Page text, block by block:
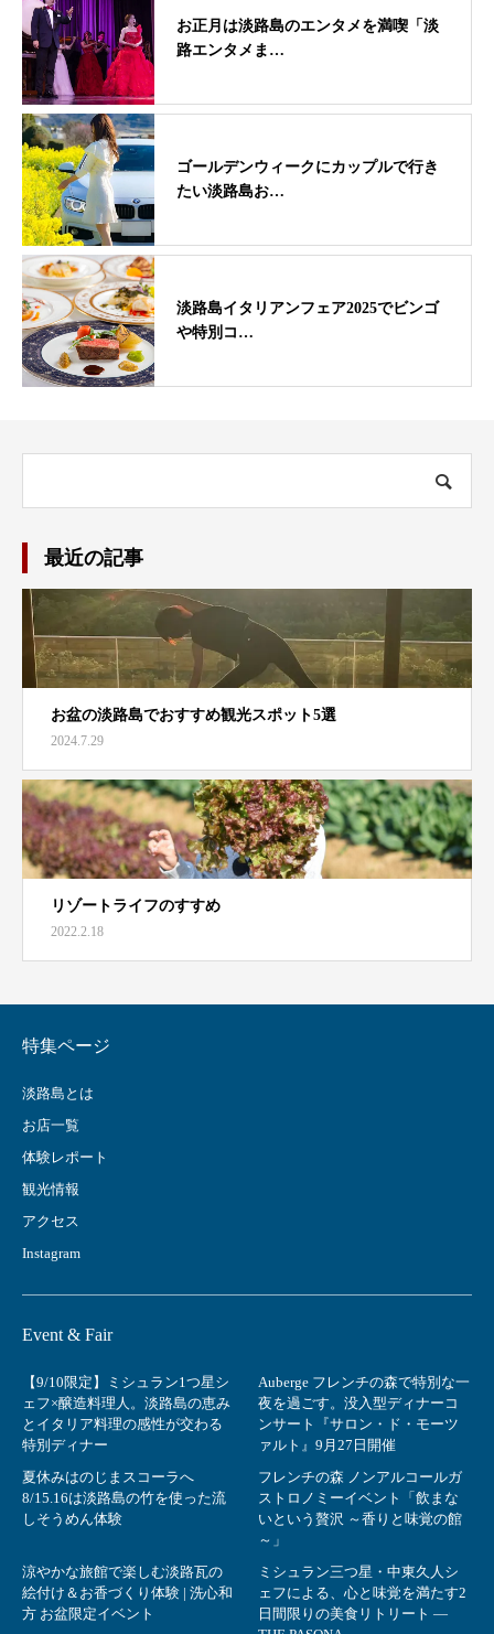
お正月は淡路島のエンタメを満喫「淡
路エンタメま…
ゴールデンウィークにカップルで行き
たい淡路島お…
淡路島イタリアンフェア2025でビンゴ
や特別コ…
最近の記事
お盆の淡路島でおすすめ観光スポット5選
2024.7.29
リゾートライフのすすめ
2022.2.18
特集ページ
淡路島とは
お店一覧
体験レポート
観光情報
アクセス
Instagram
Event & Fair
【9/10限定】ミシュラン1つ星シ
ェフ×醸造料理人。淡路島の恵み
とイタリア料理の感性が交わる
特別ディナー
Auberge フレンチの森で特別な一
夜を過ごす。没入型ディナーコ
ンサート『サロン・ド・モーツ
ァルト』9月27日開催
夏休みはのじまスコーラへ
8/15.16は淡路島の竹を使った流
しそうめん体験
フレンチの森 ノンアルコールガ
ストロノミーイベント「飲まな
いという贅沢 ～香りと味覚の館
～」
涼やかな旅館で楽しむ淡路瓦の
絵付け＆お香づくり体験 | 洗心和
方 お盆限定イベント
ミシュラン三つ星・中東久人シ
ェフによる、心と味覚を満たす2
日間限りの美食リトリート ―